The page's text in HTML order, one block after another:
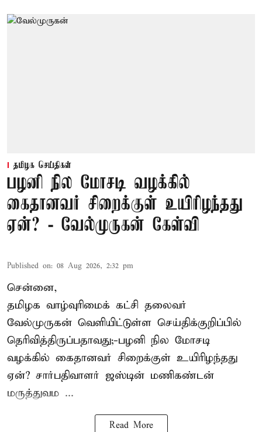
தமிழக செய்திகள்
பழனி நில மோசடி வழக்கில்
கைதானவர் சிறைக்குள் உயிரிழந்தது
ஏன்? - வேல்முருகன் கேள்வி
Published on: 08 Aug 2026, 2:32 pm
சென்னை,
தமிழக வாழ்வுரிமைக் கட்சி தலைவர்
வேல்முருகன் வெளியிட்டுள்ள செய்திக்குறிப்பில்
தெரிவித்திருப்பதாவது;-பழனி நில மோசடி
வழக்கில் கைதானவர் சிறைக்குள் உயிரிழந்தது
ஏன்? சார்பதிவாளர் ஜஸ்டின் மணிகண்டன்
மருத்துவம ...
Read More